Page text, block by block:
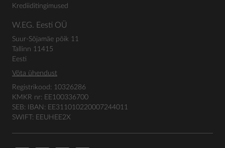
Krediiditingimused
W.EG. Eesti OÜ
Suur-Sõjamäe põik 11
Tallinn 11415
Eesti
Võta ühendust
Registrikood: 10326286
KMKR nr: EE100336700
SEB: IBAN: EE311010220007244011
SWIFT: EEUHEE2X